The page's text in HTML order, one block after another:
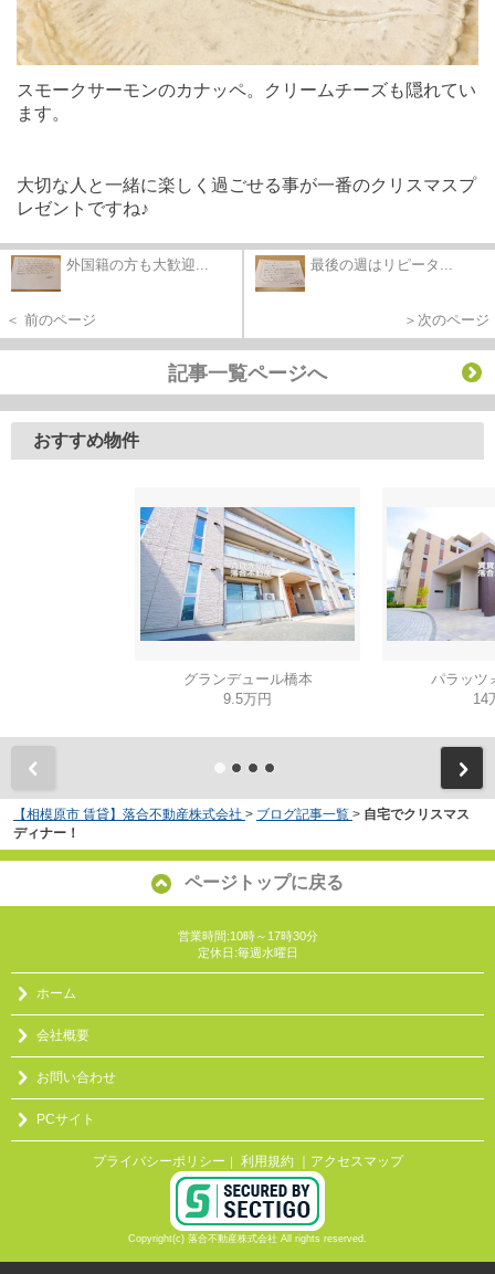
スモークサーモンのカナッペ。クリームチーズも隠れてい
ます。
大切な人と一緒に楽しく過ごせる事が一番のクリスマスプ
レゼントですね♪
外国籍の方も大歓迎...
＜ 前のページ
最後の週はリピータ...
＞次のページ
記事一覧ページへ
おすすめ物件
グランデュール橋本
9.5万円
パラッ
14
【相模原市 賃貸】落合不動産株式会社 > ブログ記事一覧 > 自宅でクリスマス
ディナー！
ページトップに戻る
営業時間:10時～17時30分
定休日:毎週水曜日
ホーム
会社概要
お問い合わせ
PCサイト
プライバシーポリシー ｜ 利用規約 ｜アクセスマップ
Copyright(c) 落合不動産株式会社 All rights reserved.